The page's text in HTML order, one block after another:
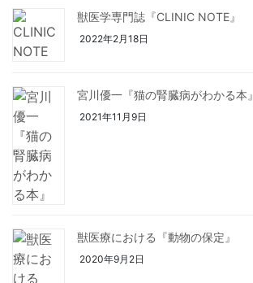
獣医学専門誌『CLINIC NOTE』
2022年2月18日
宮川優一『猫の腎臓病がわかる本』
2021年11月9日
獣医療における『動物の保定』
2020年9月2日